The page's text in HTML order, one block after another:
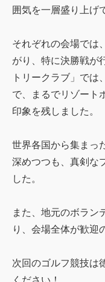
囲気を一層盛り上げ
それぞれの会場では
がり、特に決勝戦が
トリークラブ」で
で、まるでリゾート
印象を残しました。
世界各国から集まっ
深めつつも、真剣な
した。
また、地元のボラン
り、会場全体が歓迎
次回のゴルフ競技は